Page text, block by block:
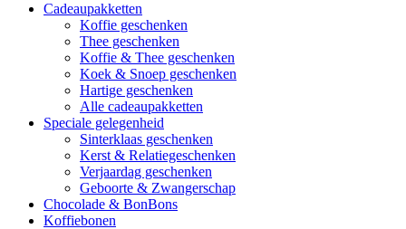
Cadeaupakketten
Koffie geschenken
Thee geschenken
Koffie & Thee geschenken
Koek & Snoep geschenken
Hartige geschenken
Alle cadeaupakketten
Speciale gelegenheid
Sinterklaas geschenken
Kerst & Relatiegeschenken
Verjaardag geschenken
Geboorte & Zwangerschap
Chocolade & BonBons
Koffiebonen